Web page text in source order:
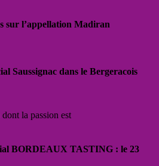
sur l’appellation Madiran
Saussignac dans le Bergeracois
la passion est
BORDEAUX TASTING : le 23